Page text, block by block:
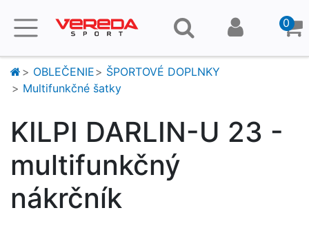
0
OBLEČENIE
ŠPORTOVÉ DOPLNKY
Multifunkčné šatky
KILPI DARLIN-U 23 -
multifunkčný
nákrčník